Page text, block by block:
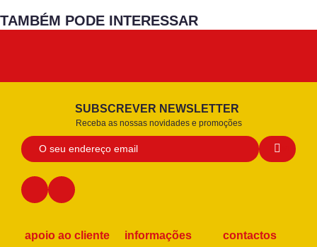
TAMBÉM PODE INTERESSAR
SUBSCREVER NEWSLETTER
Receba as nossas novidades e promoções
apoio ao cliente informações contactos